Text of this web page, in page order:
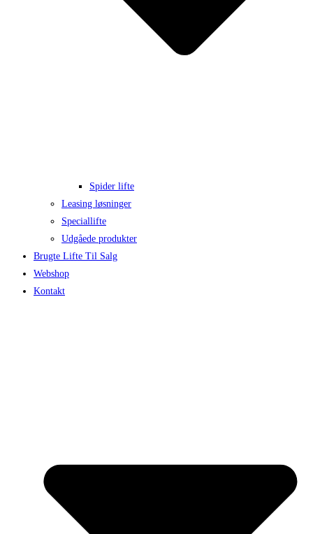
Spider lifte
Leasing løsninger
Speciallifte
Udgåede produkter
Brugte Lifte Til Salg
Webshop
Kontakt